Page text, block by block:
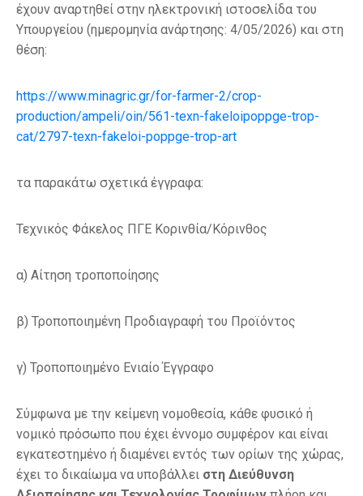
έχουν αναρτηθεί στην ηλεκτρονική ιστοσελίδα του
Υπουργείου (ημερομηνία ανάρτησης: 4/05/2026) και στη
θέση:
https://www.minagric.gr/for-farmer-2/crop-
production/ampeli/oin/561-texn-fakeloipoppge-trop-
cat/2797-texn-fakeloi-poppge-trop-art
τα παρακάτω σχετικά έγγραφα:
Τεχνικός Φάκελος ΠΓΕ Κορινθία/Κόρινθος
α) Αίτηση τροποποίησης
β) Τροποποιημένη Προδιαγραφή του Προϊόντος
γ) Τροποποιημένο Ενιαίο Έγγραφο
Σύμφωνα με την κείμενη νομοθεσία, κάθε φυσικό ή
νομικό πρόσωπο που έχει έννομο συμφέρον και είναι
εγκατεστημένο ή διαμένει εντός των ορίων της χώρας,
έχει το δικαίωμα να υποβάλλει στη Διεύθυνση